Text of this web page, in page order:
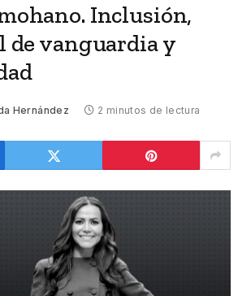
Inclusión,
de vanguardia y
Hernández 2 minutos de lectura